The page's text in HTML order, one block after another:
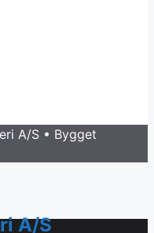
A/S • Bygget
A/S